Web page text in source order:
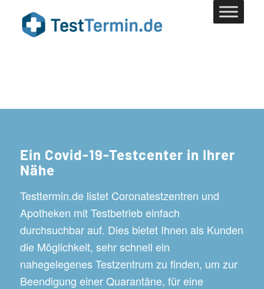
Ein Covid-19-Testcenter in Ihrer
Nähe
Testtermin.de listet Coronatestzentren und
Apotheken mit Testbetrieb einfach
durchsuchbar auf. Dies bietet Ihnen als Kunden
die Möglichkeit, sehr schnell ein
nahegelegenes Testzentrum zu finden, um zur
Beendigung einer Quarantäne, für eine